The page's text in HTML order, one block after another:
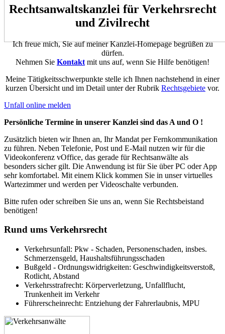
Rechtsanwaltskanzlei für Verkehrsrecht
und Zivilrecht
Ich freue mich, Sie auf meiner Kanzlei-Homepage begrüßen zu
dürfen.
Nehmen Sie Kontakt mit uns auf, wenn Sie Hilfe benötigen!
Meine Tätigkeitsschwerpunkte stelle ich Ihnen nachstehend in einer
kurzen Übersicht und im Detail unter der Rubrik Rechtsgebiete vor.
Unfall online melden
Persönliche Termine in unserer Kanzlei sind das A und O !
Zusätzlich bieten wir Ihnen an, Ihr Mandat per Fernkommunikation
zu führen. Neben Telefonie, Post und E-Mail nutzen wir für die
Videokonferenz vOffice, das gerade für Rechtsanwälte als
besonders sicher gilt. Die Anwendung ist für Sie über PC oder App
sehr komfortabel. Mit einem Klick kommen Sie in unser virtuelles
Wartezimmer und werden per Videoschalte verbunden.
Bitte rufen oder schreiben Sie uns an, wenn Sie Rechtsbeistand
benötigen!
Rund ums Verkehrsrecht
Verkehrsunfall: Pkw - Schaden, Personenschaden, insbes.
Schmerzensgeld, Haushaltsführungsschaden
Bußgeld - Ordnungswidrigkeiten: Geschwindigkeitsverstoß,
Rotlicht, Abstand
Verkehrsstrafrecht: Körperverletzung, Unfallflucht,
Trunkenheit im Verkehr
Führerscheinrecht: Entziehung der Fahrerlaubnis, MPU